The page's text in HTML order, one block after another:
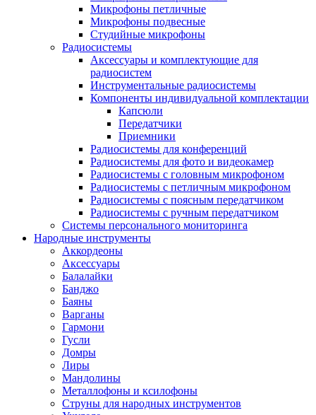
Микрофоны петличные
Микрофоны подвесные
Студийные микрофоны
Радиосистемы
Аксессуары и комплектующие для
радиосистем
Инструментальные радиосистемы
Компоненты индивидуальной комплектации
Капсюли
Передатчики
Приемники
Радиосистемы для конференций
Радиосистемы для фото и видеокамер
Радиосистемы с головным микрофоном
Радиосистемы с петличным микрофоном
Радиосистемы с поясным передатчиком
Радиосистемы с ручным передатчиком
Системы персонального мониторинга
Народные инструменты
Аккордеоны
Аксессуары
Балалайки
Банджо
Баяны
Варганы
Гармони
Гусли
Домры
Лиры
Мандолины
Металлофоны и ксилофоны
Струны для народных инструментов